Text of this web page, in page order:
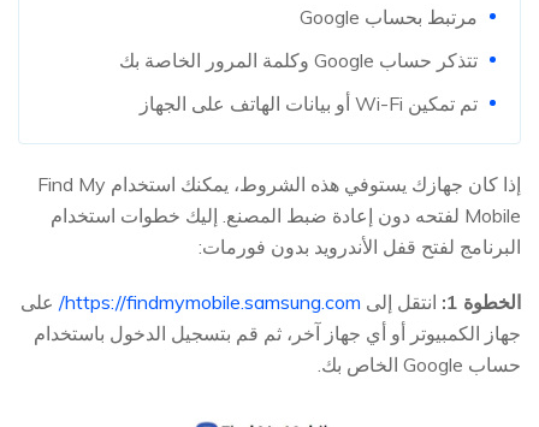
مرتبط بحساب Google
تتذكر حساب Google وكلمة المرور الخاصة بك
تم تمكين Wi-Fi أو بيانات الهاتف على الجهاز
إذا كان جهازك يستوفي هذه الشروط، يمكنك استخدام Find My
Mobile لفتحه دون إعادة ضبط المصنع. إليك خطوات استخدام
البرنامج لفتح قفل الأندرويد بدون فورمات:
الخطوة 1: انتقل إلى https://findmymobile.samsung.com/ على
جهاز الكمبيوتر أو أي جهاز آخر، ثم قم بتسجيل الدخول باستخدام
حساب Google الخاص بك.